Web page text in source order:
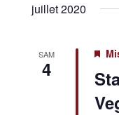
juillet 2020
SAM
4